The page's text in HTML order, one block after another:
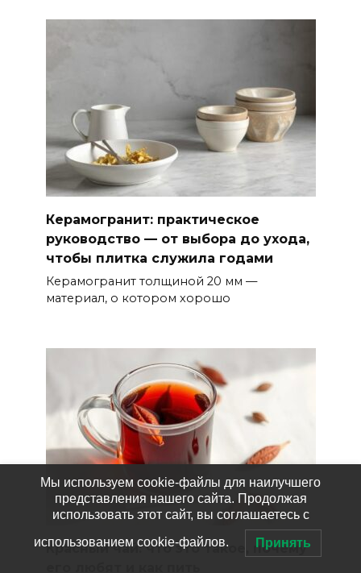
Керамогранит: практическое
руководство — от выбора до ухода,
чтобы плитка служила годами
Керамогранит толщиной 20 мм —
материал, о котором хорошо
Красный чай: что это такое, почему
Мы используем cookie-файлы для наилучшего
представления нашего сайта. Продолжая
использовать этот сайт, вы соглашаетесь с
использованием cookie-файлов. Принять